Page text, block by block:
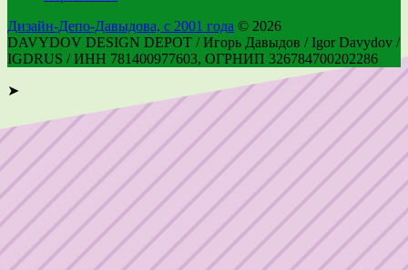
Дизайн-Депо-Давыдова, с 2001 года © 2026
DAVYDOV DESIGN DEPOT / Игорь Давыдов / Igor Davydov /
IGDRUS / ИНН 781400977603, ОГРНИП 326784700202286
➤